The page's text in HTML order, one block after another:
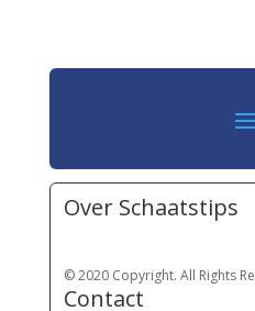
Over Schaatstips
© 2020 Copyright. All Rights
Contact